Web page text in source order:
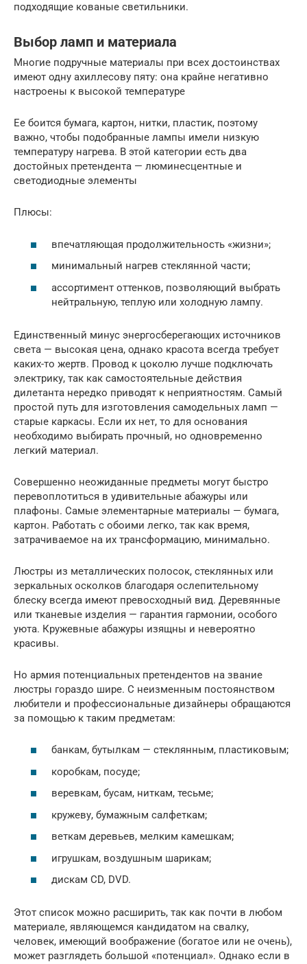
подходящие кованые светильники.
Выбор ламп и материала
Многие подручные материалы при всех достоинствах
имеют одну ахиллесову пяту: она крайне негативно
настроены к высокой температуре
Ее боится бумага, картон, нитки, пластик, поэтому
важно, чтобы подобранные лампы имели низкую
температуру нагрева. В этой категории есть два
достойных претендента — люминесцентные и
светодиодные элементы
Плюсы:
впечатляющая продолжительность «жизни»;
минимальный нагрев стеклянной части;
ассортимент оттенков, позволяющий выбрать
нейтральную, теплую или холодную лампу.
Единственный минус энергосберегающих источников
света — высокая цена, однако красота всегда требует
каких-то жертв. Провод к цоколю лучше подключать
электрику, так как самостоятельные действия
дилетанта нередко приводят к неприятностям. Самый
простой путь для изготовления самодельных ламп —
старые каркасы. Если их нет, то для основания
необходимо выбирать прочный, но одновременно
легкий материал.
Совершенно неожиданные предметы могут быстро
перевоплотиться в удивительные абажуры или
плафоны. Самые элементарные материалы — бумага,
картон. Работать с обоими легко, так как время,
затрачиваемое на их трансформацию, минимально.
Люстры из металлических полосок, стеклянных или
зеркальных осколков благодаря ослепительному
блеску всегда имеют превосходный вид. Деревянные
или тканевые изделия — гарантия гармонии, особого
уюта. Кружевные абажуры изящны и невероятно
красивы.
Но армия потенциальных претендентов на звание
люстры гораздо шире. С неизменным постоянством
любители и профессиональные дизайнеры обращаются
за помощью к таким предметам:
банкам, бутылкам — стеклянным, пластиковым;
коробкам, посуде;
веревкам, бусам, ниткам, тесьме;
кружеву, бумажным салфеткам;
веткам деревьев, мелким камешкам;
игрушкам, воздушным шарикам;
дискам CD, DVD.
Этот список можно расширить, так как почти в любом
материале, являющемся кандидатом на свалку,
человек, имеющий воображение (богатое или не очень),
может разглядеть большой «потенциал». Однако если в